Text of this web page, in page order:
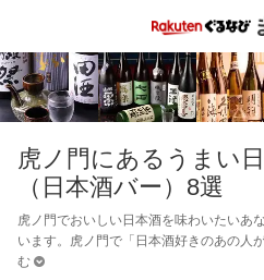
虎ノ門にあるうまい
（日本酒バー）8選
虎ノ門でおいしい日本酒を味わいたいあ
います。虎ノ門で「日本酒好きのあの人
む